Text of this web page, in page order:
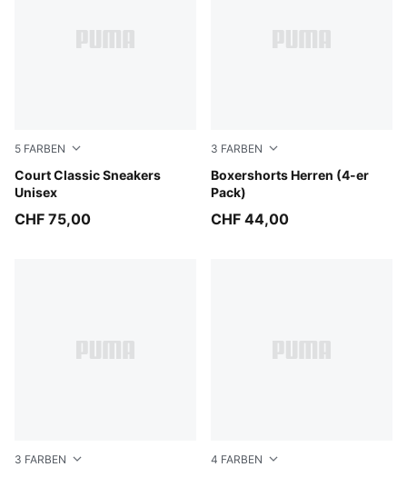
5 FARBEN
Court Classic Sneakers
Unisex
PUMA White-PUMA Gold
CHF 75,00
3 FARBEN
Boxershorts Herren (4-er
Pack)
black / grey
CHF 44,00
3 FARBEN 4 FARBEN